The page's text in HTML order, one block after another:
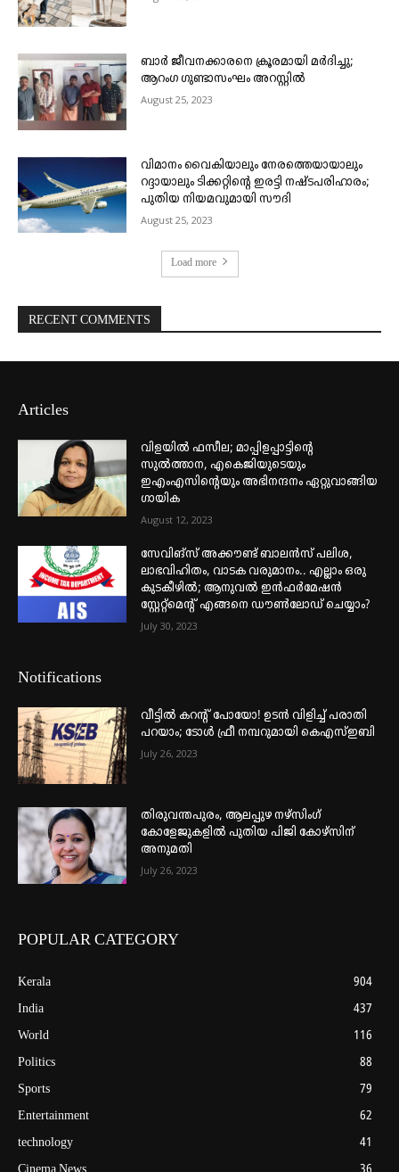
ബാർ ജീവനക്കാരനെ ക്രൂരമായി മർദിച്ചു;
ആറംഗ ഗുണ്ടാസംഘം അറസ്റ്റിൽ
August 25, 2023
വിമാനം വൈകിയാലും നേരത്തെയായാലും
റദ്ദായാലും ടിക്കറ്റിന്റെ ഇരട്ടി നഷ്ടപരിഹാരം;
പുതിയ നിയമവുമായി സൗദി
August 25, 2023
Load more
RECENT COMMENTS
Articles
വിളയിൽ ഫസീല; മാപ്പിളപ്പാട്ടിന്റെ
സുൽത്താന, എകെജിയുടെയും
ഇഎംഎസിന്റെയും അഭിനന്ദനം ഏറ്റുവാങ്ങിയ
ഗായിക
August 12, 2023
സേവിങ്സ് അക്കൗണ്ട് ബാലൻസ് പലിശ,
ലാഭവിഹിതം, വാടക വരുമാനം.. എല്ലാം ഒരു
കുടകീഴിൽ; ആനുവൽ ഇൻഫർമേഷൻ
സ്റ്റേറ്റ്മെന്റ് എങ്ങനെ ഡൗൺലോഡ് ചെയ്യാം?
July 30, 2023
Notifications
വീട്ടില്‍ കറന്റ് പോയോ! ഉടന്‍ വിളിച്ച് പരാതി
പറയാം; ടോള്‍ ഫ്രീ നമ്പറുമായി കെഎസ്ഇബി
July 26, 2023
തിരുവന്തപുരം, ആലപ്പുഴ നഴ്‌സിംഗ്
കോളേജുകളില്‍ പുതിയ പിജി കോഴ്‌സിന്
അനുമതി
July 26, 2023
POPULAR CATEGORY
Kerala
904
India
437
World
116
Politics
88
Sports
79
Entertainment
62
technology
41